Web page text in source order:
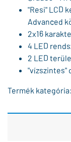
"Resi" LCD
Advanced
2x16
4 LED
2 LED
"vízszintes"
Termék kategória: